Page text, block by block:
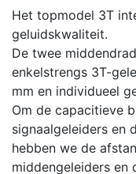
Het topmodel 3T
geluidskwaliteit.
De twee
enkelstrengs 3T-
mm en individueel
Om de capacitieve
signaalgeleiders en
hebben we de
middengeleiders en